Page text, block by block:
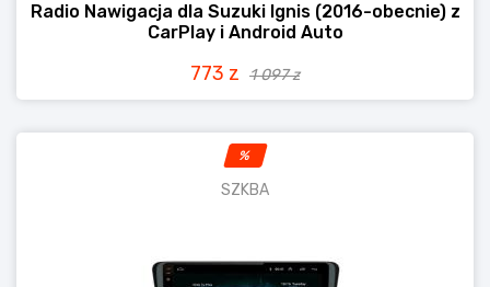
Radio Nawigacja dla Suzuki Ignis (2016-obecnie) z
CarPlay i Android Auto
773 z 1 097 z
%
SZKBA